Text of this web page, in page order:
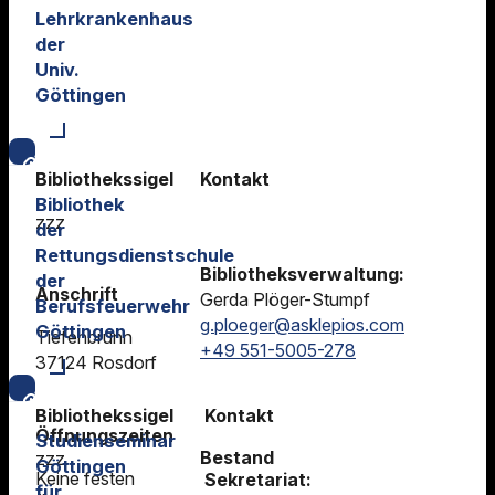
Lehrkrankenhaus
der
Univ.
Göttingen
Bibliothekssigel
zzz
Anschrift
Tiefenbrunn
37124 Rosdorf
Öffnungszeiten
Keine festen
Kontakt
Bibliotheksverwaltung:
Gerda Plöger-Stumpf
g.ploeger@asklepios.com
+49 551-5005-278
Bestand
Bibliothek
der
Rettungsdienstschule
der
Berufsfeuerwehr
Göttingen
Bibliothekssigel
zzz
Kontakt
Sekretariat:
Studienseminar
Göttingen